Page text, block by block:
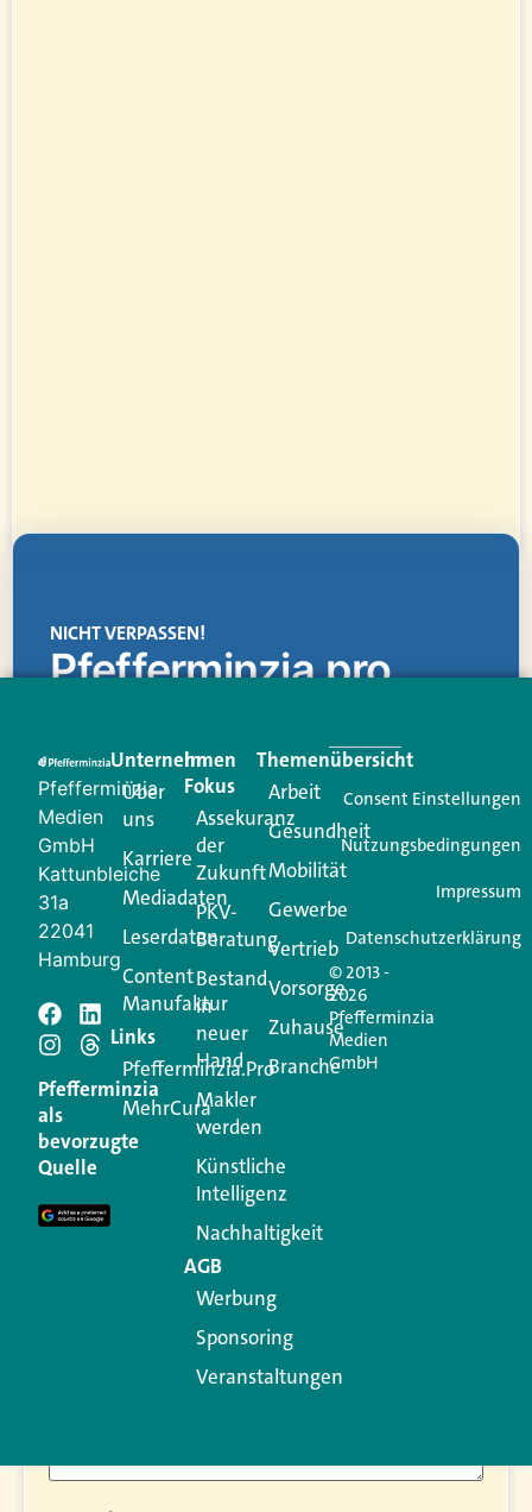
NICHT VERPASSEN!
Pfefferminzia.pro
Creator für Ihre Kundenkommunikation. Alles, was
Ihren Vertriebsalltag leichter macht. Mit nur einem
Login.
Jetzt anmelden
Schreiben Sie einen
Kommentar
Ihre E-Mail-Adresse wird nicht veröffentlicht.
Erforderliche Felder sind mit
Kommentar
Pfefferminzia
Medien
GmbH
Kattunbleiche
31a
22041
Hamburg
Pfefferminzia
als
bevorzugte
Quelle
Unternehmen
Über
uns
Karriere
Mediadaten
Leserdaten
Content
Manufaktur
Links
Pfefferminzia.Pro
MehrCura
Im
Fokus
Assekuranz
der
Zukunft
PKV-
Beratung
Bestand
in
neuer
Hand
Makler
werden
Künstliche
Intelligenz
Nachhaltigkeit
AGB
Werbung
Sponsoring
Veranstaltungen
Themenübersicht
Arbeit
Gesundheit
Mobilität
Gewerbe
Vertrieb
Vorsorge
Zuhause
Branche
© 2013 -
2026
Pfefferminzia
Medien
GmbH
Consent Einstellungen
Nutzungsbedingungen
Impressum
Datenschutzerklärung